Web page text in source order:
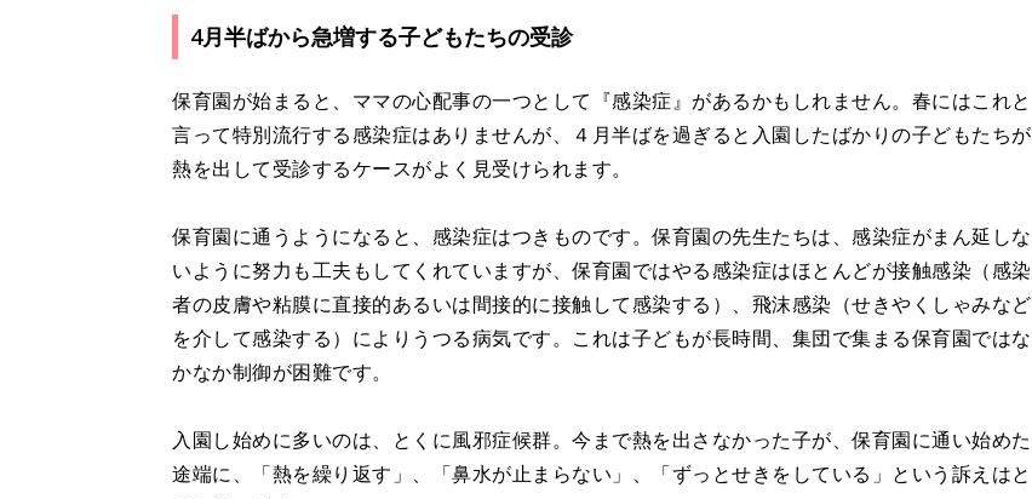
4月半ばから急増する子どもたちの受診
保育園が始まると、ママの心配事の一つとして『感染症』があるかもしれません。春にはこれと
言って特別流行する感染症はありませんが、４月半ばを過ぎると入園したばかりの子どもたちが
熱を出して受診するケースがよく見受けられます。
保育園に通うようになると、感染症はつきものです。保育園の先生たちは、感染症がまん延しな
いように努力も工夫もしてくれていますが、保育園ではやる感染症はほとんどが接触感染（感染
者の皮膚や粘膜に直接的あるいは間接的に接触して感染する）、飛沫感染（せきやくしゃみなど
を介して感染する）によりうつる病気です。これは子どもが長時間、集団で集まる保育園ではな
かなか制御が困難です。
入園し始めに多いのは、とくに風邪症候群。今まで熱を出さなかった子が、保育園に通い始めた
途端に、「熱を繰り返す」、「鼻水が止まらない」、「ずっとせきをしている」という訴えはと